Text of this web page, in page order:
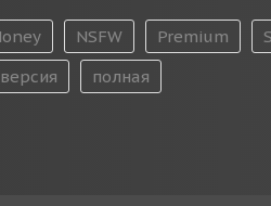
NSFW Premium
версия
полная